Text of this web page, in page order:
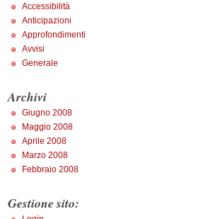
Accessibilità
Anticipazioni
Approfondimenti
Avvisi
Generale
Archivi
Giugno 2008
Maggio 2008
Aprile 2008
Marzo 2008
Febbraio 2008
Gestione sito: